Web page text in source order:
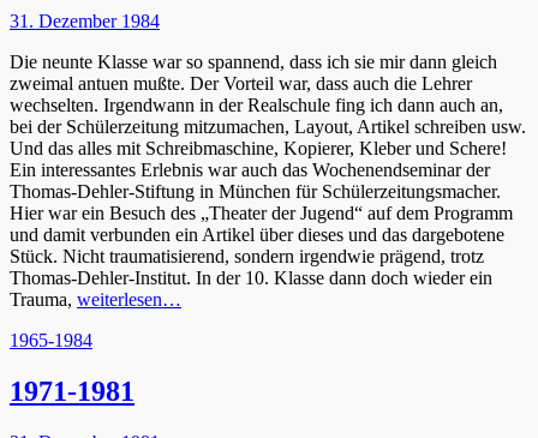
Posted
31. Dezember 1984
Die neunte Klasse war so spannend, dass ich sie mir dann gleich
zweimal antuen mußte. Der Vorteil war, dass auch die Lehrer
wechselten. Irgendwann in der Realschule fing ich dann auch an,
bei der Schülerzeitung mitzumachen, Layout, Artikel schreiben usw.
Und das alles mit Schreibmaschine, Kopierer, Kleber und Schere!
Ein interessantes Erlebnis war auch das Wochenendseminar der
Thomas-Dehler-Stiftung in München für Schülerzeitungsmacher.
Hier war ein Besuch des „Theater der Jugend“ auf dem Programm
und damit verbunden ein Artikel über dieses und das dargebotene
Stück. Nicht traumatisierend, sondern irgendwie prägend, trotz
Thomas-Dehler-Institut. In der 10. Klasse dann doch wieder ein
Trauma, weiterlesen…
Kategorien
1965-1984
1971-1981